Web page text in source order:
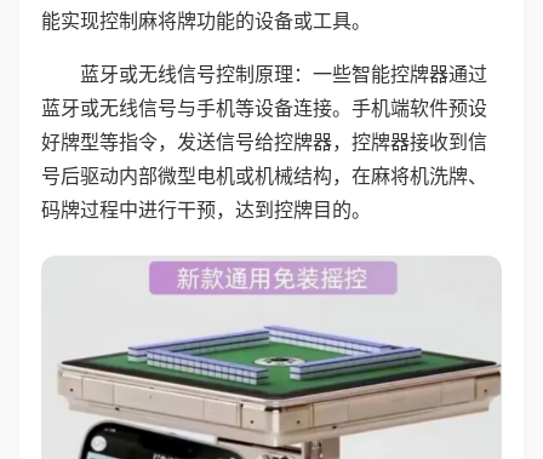
能实现控制麻将牌功能的设备或工具。
蓝牙或无线信号控制原理：一些智能控牌器通过
蓝牙或无线信号与手机等设备连接。手机端软件预设
好牌型等指令，发送信号给控牌器，控牌器接收到信
号后驱动内部微型电机或机械结构，在麻将机洗牌、
码牌过程中进行干预，达到控牌目的。